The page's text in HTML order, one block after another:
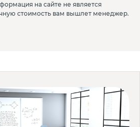
на сайте не является
стоимость вам вышлет менеджер.